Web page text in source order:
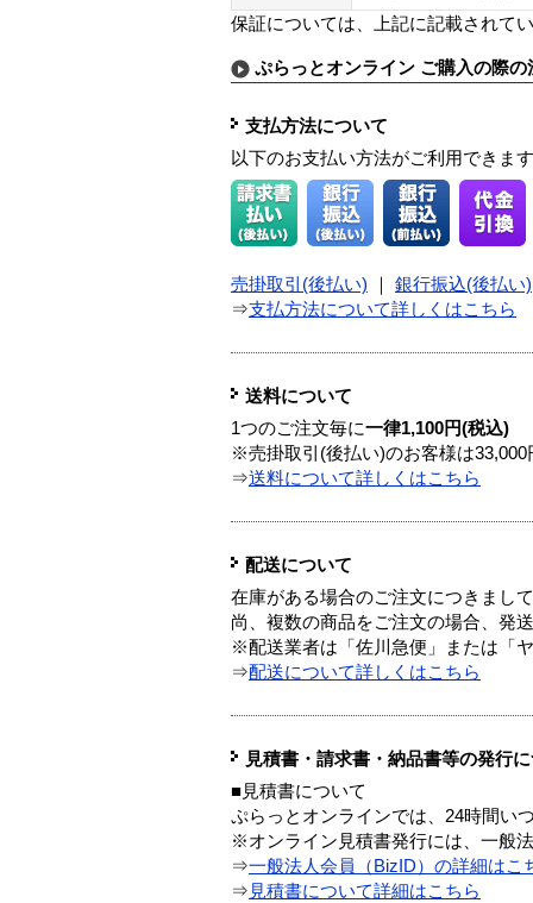
保証については、上記に記載されて
ぷらっとオンライン ご購入の際の
支払方法について
以下のお支払い方法がご利用できま
売掛取引(後払い) 銀行振込(後払い)
⇒支払方法について詳しくはこちら
送料について
1つのご注文毎に一律1,100円(税込)
※売掛取引(後払い)のお客様は
⇒送料について詳しくはこちら
配送について
在庫がある場合のご注文につきまし
尚、複数の商品をご注文の場合、発
※配送業者は「佐川急便」または「
⇒配送について詳しくはこちら
見積書・請求書・納品書等の発行
■見積書について
ぷらっとオンラインでは、24時間い
※オンライン見積書発行には、一般
⇒一般法人会員（BizID）の詳細はこ
⇒ 見積書について詳細はこちら